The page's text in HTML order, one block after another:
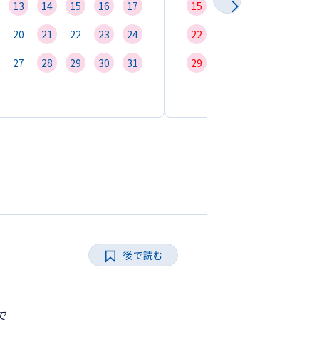
13 14 15 16
17
20 21 22 23
24
27 28 29 30 31
15
22
29
後で読む